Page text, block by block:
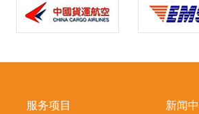
服务项目 新闻